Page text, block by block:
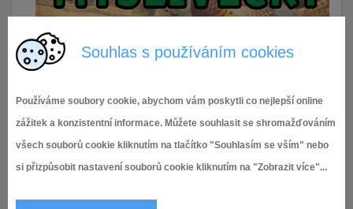
Souhlas s používáním cookies
Používáme soubory cookie, abychom vám poskytli co nejlepší online
zážitek a konzistentní informace. Můžete souhlasit se shromažďováním
všech souborů cookie kliknutím na tlačítko "Souhlasím se vším" nebo
si přizpůsobit nastavení souborů cookie kliknutím na "Zobrazit více"...